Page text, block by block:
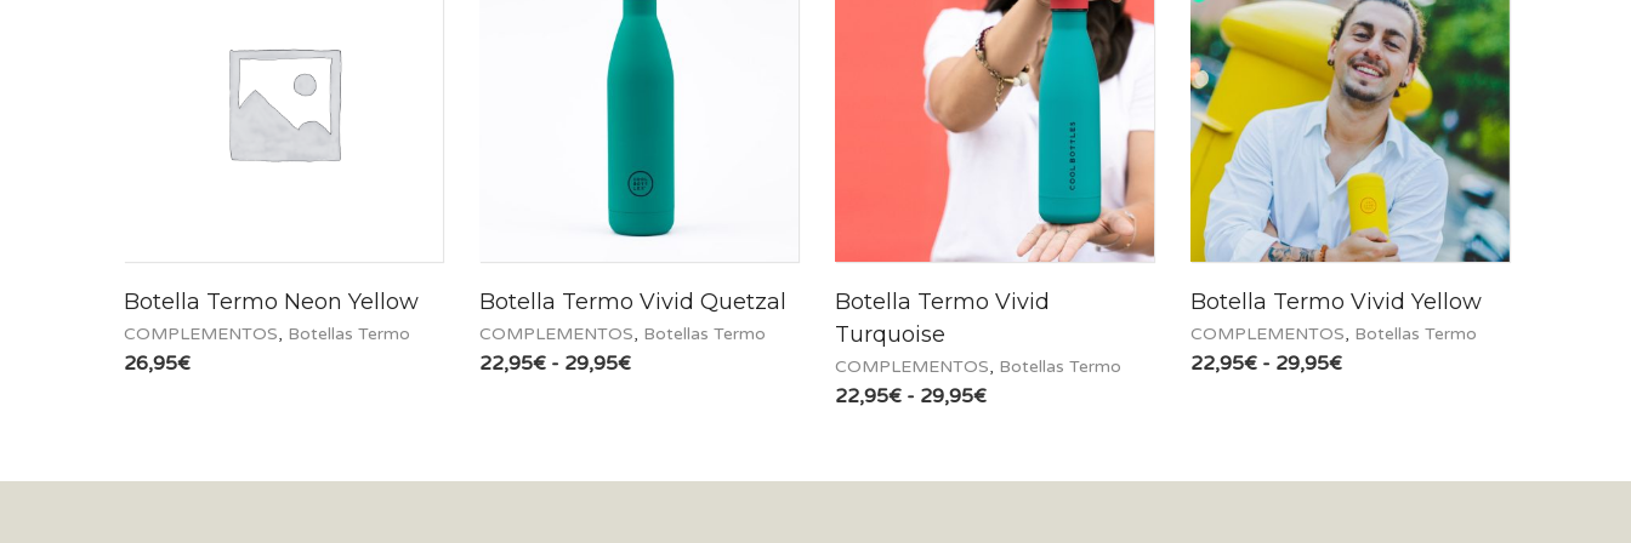
Botella Termo Neon Yellow
COMPLEMENTOS, Botellas Termo
26,95€
Botella Termo Vivid Quetzal
COMPLEMENTOS, Botellas Termo
22,95€ - 29,95€Rango
hasta
Botella Termo Vivid
Turquoise
COMPLEMENTOS, Botellas Termo
22,95€ - 29,95€Rango
Botella Termo Vivid Yellow
COMPLEMENTOS, Botellas Termo
22,95€ - 29,95€Rango
hasta